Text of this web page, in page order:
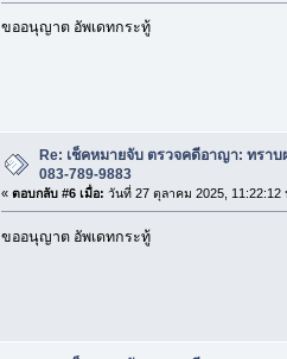
ขออนุญาต อัพเดทกระทู้
Re: เช็คหมายจับ ตรวจคดีอาญา: ทรา
083-789-9883
« ตอบกลับ #6 เมื่อ: วันที่ 27 ตุลาคม 2025, 11:22:12
ขออนุญาต อัพเดทกระทู้